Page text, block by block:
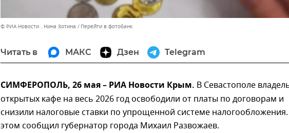
© РИА Новости . Нина Зотина Перейти в фотобанк
Читать в МАКС Дзен Telegram
СИМФЕРОПОЛЬ, 26 мая – РИА Новости Крым. В Севастополе
открытых кафе на весь 2026 год освободили от платы по договорам и
снизили налоговые ставки по упрощенной системе
этом сообщил губернатор города Михаил Развожаев.